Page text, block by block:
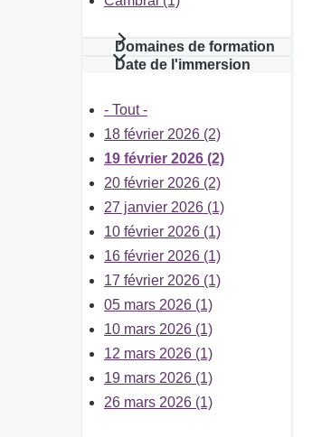
Domaines de formation
Date de l'immersion
- Tout -
18 février 2026 (2)
19 février 2026 (2)
20 février 2026 (2)
27 janvier 2026 (1)
10 février 2026 (1)
16 février 2026 (1)
17 février 2026 (1)
05 mars 2026 (1)
10 mars 2026 (1)
12 mars 2026 (1)
19 mars 2026 (1)
26 mars 2026 (1)